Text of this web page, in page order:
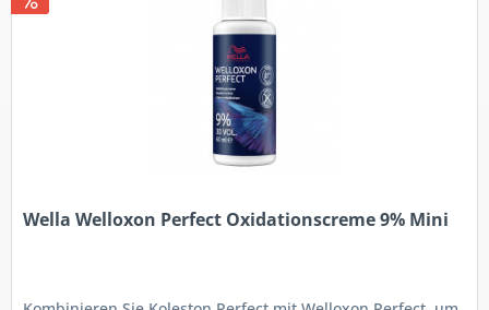
Wella Welloxon Perfect Oxidationscreme 9% Mini